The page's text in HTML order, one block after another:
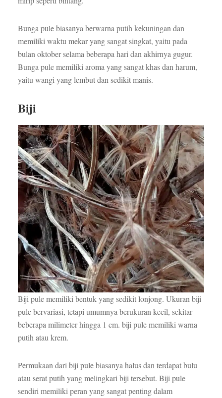
Bunga pule biasanya berwarna putih kekuningan dan
memiliki waktu mekar yang sangat singkat, yaitu pada
bulan oktober selama beberapa hari dan akhirnya gugur.
Bunga pule memiliki aroma yang sangat khas dan harum,
yaitu wangi yang lembut dan sedikit manis.
Biji
Biji pule memiliki bentuk yang sedikit lonjong. Ukuran biji
pule bervariasi, tetapi umumnya berukuran kecil, sekitar
beberapa milimeter hingga 1 cm. biji pule memiliki warna
putih atau krem.
Permukaan dari biji pule biasanya halus dan terdapat bulu
atau serat putih yang melingkari biji tersebut. Biji pule
sendiri memiliki peran yang sangat penting dalam